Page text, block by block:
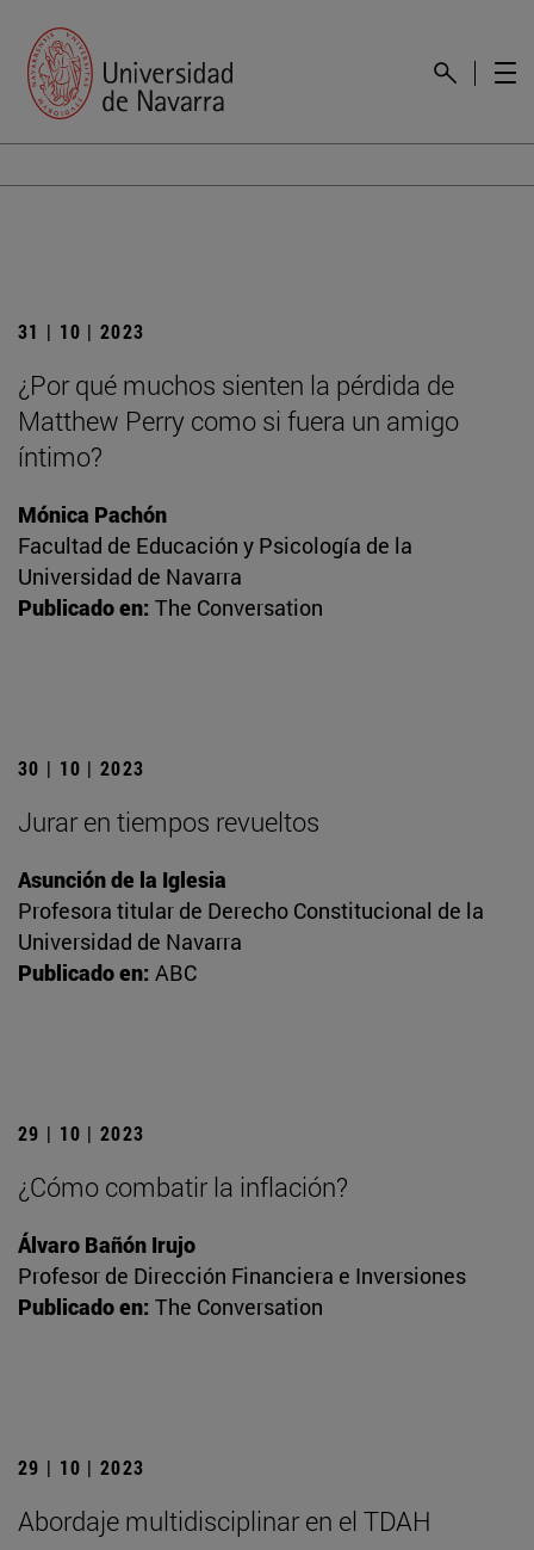
31 | 10 | 2023
¿Por qué muchos sienten la pérdida de
Matthew Perry como si fuera un amigo
íntimo?
Mónica Pachón
Facultad de Educación y Psicología de la
Universidad de Navarra
Publicado en: The Conversation
30 | 10 | 2023
Jurar en tiempos revueltos
Asunción de la Iglesia
Profesora titular de Derecho Constitucional de la
Universidad de Navarra
Publicado en: ABC
29 | 10 | 2023
¿Cómo combatir la inflación?
Álvaro Bañón Irujo
Profesor de Dirección Financiera e Inversiones
Publicado en: The Conversation
29 | 10 | 2023
Abordaje multidisciplinar en el TDAH